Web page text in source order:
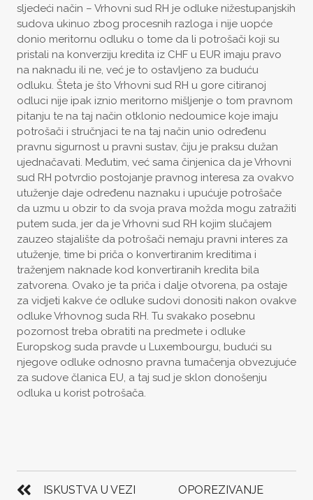
sljedeći način – Vrhovni sud RH je odluke nižestupanjskih
sudova ukinuo zbog procesnih razloga i nije uopće
donio meritornu odluku o tome da li potrošači koji su
pristali na konverziju kredita iz CHF u EUR imaju pravo
na naknadu ili ne, već je to ostavljeno za buduću
odluku. Šteta je što Vrhovni sud RH u gore citiranoj
odluci nije ipak iznio meritorno mišljenje o tom pravnom
pitanju te na taj način otklonio nedoumice koje imaju
potrošači i stručnjaci te na taj način unio određenu
pravnu sigurnost u pravni sustav, čiju je praksu dužan
ujednačavati. Međutim, već sama činjenica da je Vrhovni
sud RH potvrdio postojanje pravnog interesa za ovakvo
utuženje daje određenu naznaku i upućuje potrošače
da uzmu u obzir to da svoja prava možda mogu zatražiti
putem suda, jer da je Vrhovni sud RH kojim slučajem
zauzeo stajalište da potrošači nemaju pravni interes za
utuženje, time bi priča o konvertiranim kreditima i
traženjem naknade kod konvertiranih kredita bila
zatvorena. Ovako je ta priča i dalje otvorena, pa ostaje
za vidjeti kakve će odluke sudovi donositi nakon ovakve
odluke Vrhovnog suda RH. Tu svakako posebnu
pozornost treba obratiti na predmete i odluke
Europskog suda pravde u Luxembourgu, budući su
njegove odluke odnosno pravna tumačenja obvezujuće
za sudove članica EU, a taj sud je sklon donošenju
odluka u korist potrošača.
POST
NAVIGATION
ISKUSTVA U VEZI
OPOREZIVANJE